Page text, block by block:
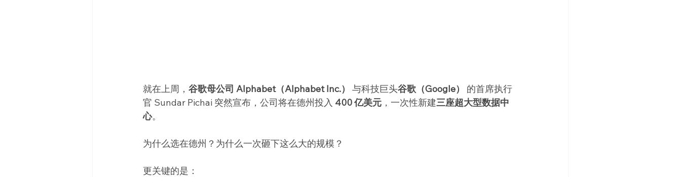
就在上周， 谷歌母公司 Alphabet（Alphabet Inc.） 与科技巨头谷歌（Google）
的首席执行
官 Sundar Pichai 突然宣布，公司将在德州投入 400 亿美元 ，一次性新建三座超大型数据中
心。
为什么选在德州？为什么一次砸下这么大的规模？
更关键的是：